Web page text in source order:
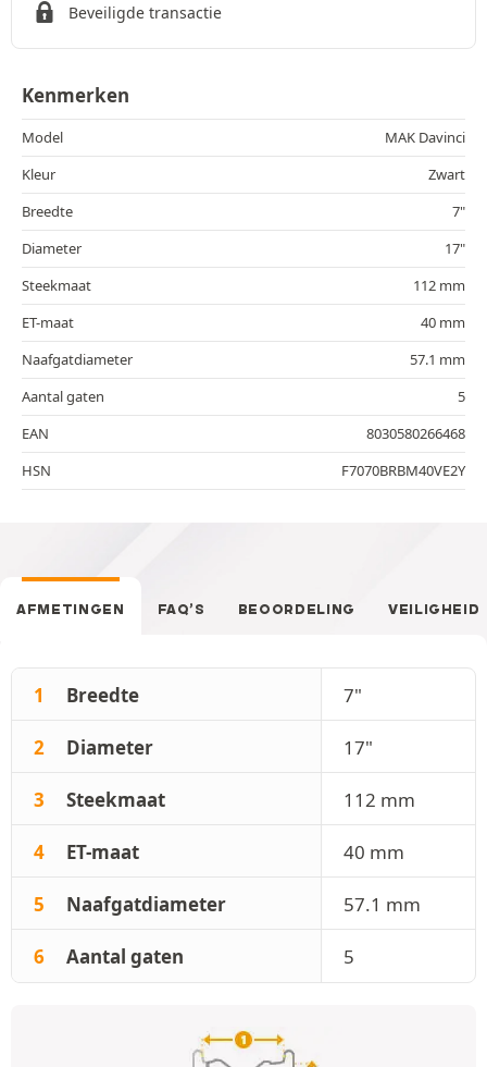
Beveiligde transactie
Kenmerken
Model
MAK Davinci
Kleur
Zwart
Breedte
7"
Diameter
17"
Steekmaat
112 mm
ET-maat
40 mm
Naafgatdiameter
57.1 mm
Aantal gaten
5
EAN
8030580266468
HSN
F7070BRBM40VE2Y
AFMETINGEN FAQ’S BEOORDELING VEILIGHEID
1 Breedte 7"
2 Diameter 17"
3 Steekmaat 112 mm
4 ET-maat 40 mm
5 Naafgatdiameter 57.1 mm
6 Aantal gaten 5